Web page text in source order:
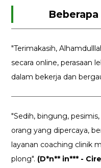
"Terimakasih,
secara online, perasaan
dalam bekerja dan
"Sedih, bingung,
orang yang dipercaya,
layanan coaching clinik
plong". (D*n** in*** -